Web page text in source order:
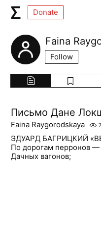
Donate
Faina
Follow
Письмо Дане
Faina Raygorodskaya
ЭДУАРД БАГРИЦКИЙ
По дорогам перронов —
Дачных вагонов;